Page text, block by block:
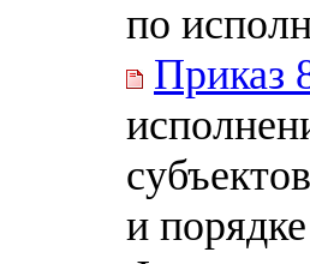
по
Приказ
и